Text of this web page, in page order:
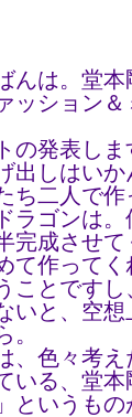
んは。堂
ッション
の発表し
出しはい
ち二人で
ラゴンは
完成させ
て作って
ことです
いと、空
。
、色々考
いる、堂
というも